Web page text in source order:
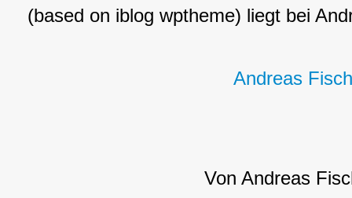
(based on iblog wptheme) liegt bei
Andreas
Von Andreas